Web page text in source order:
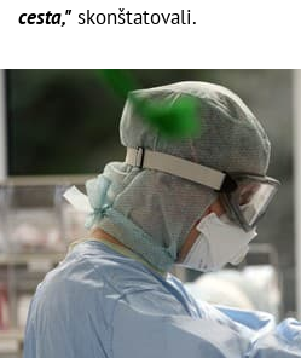
cesta," skonštatovali.